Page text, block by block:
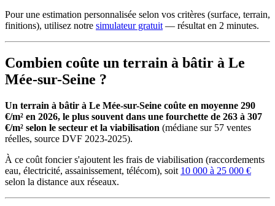
Pour une estimation personnalisée selon vos critères (surface, terrain,
finitions), utilisez notre simulateur gratuit— résultat en 2 minutes.
Combien coûte un terrain à bâtir à Le
Mée-sur-Seine ?
Un terrain à bâtir à Le Mée-sur-Seine coûte en moyenne 290
€/m² en 2026, le plus souvent dans une fourchette de 263 à 307
€/m² selon le secteur et la viabilisation (médiane sur 57 ventes
réelles, source DVF 2023-2025).
À ce coût foncier s'ajoutent les frais de viabilisation (raccordements
eau, électricité, assainissement, télécom), soit 10 000 à 25 000 €
selon la distance aux réseaux.